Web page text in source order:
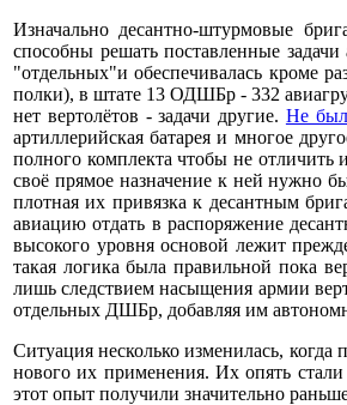
Изначально десантно-штурмовые
способны решать поставленные
"отдельных"и обеспечивалась кроме
полки), в штате 13 ОДШБр - 332
нет вертолётов - задачи другие. Не
артиллерийская батарея и многое
полного комплекта чтобы не
своё прямое назначение к ней нужно
плотная их привязка к десантным
авиацию отдать в распоряжение
высокого уровня основой лежит
такая логика была правильной пока
лишь следствием насыщения армии
отдельных ДШБр, добавляя им
Ситуация несколько изменилась,
нового их применения. Их опять
этот опыт получили значительно